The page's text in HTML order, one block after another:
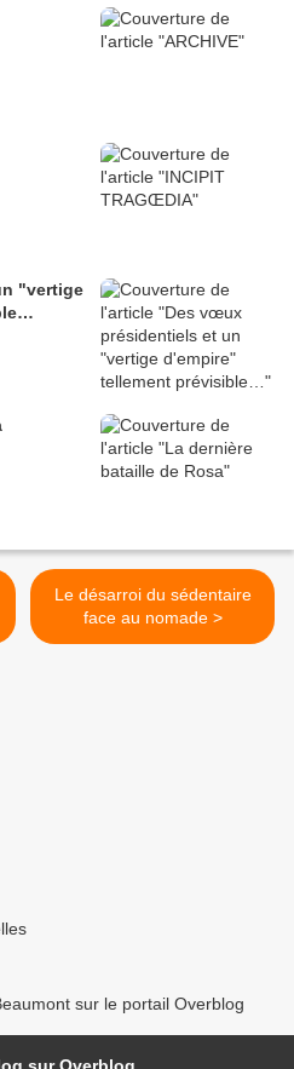
"vertige
Le désarroi du sédentaire
face au nomade >
sur le portail Overblog
sur Overblog